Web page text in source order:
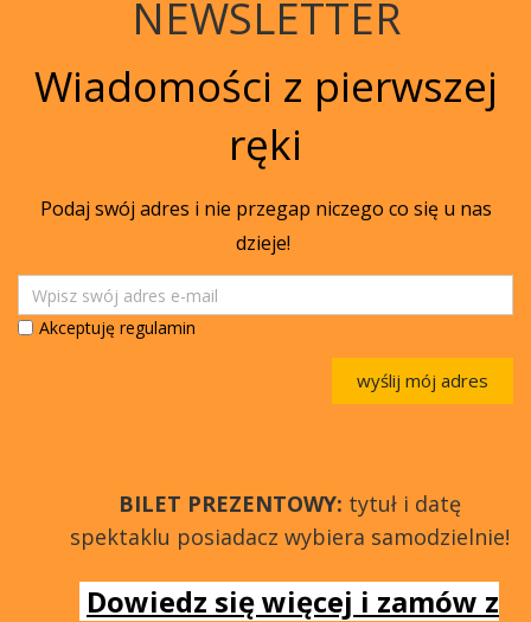
NEWSLETTER
Wiadomości z pierwszej
ręki
Podaj swój adres i nie przegap niczego co się u nas
dzieje!
Akceptuję regulamin
wyślij mój adres
BILET PREZENTOWY: tytuł i datę
spektaklu posiadacz wybiera samodzielnie!
Dowiedz się więcej i zamów z